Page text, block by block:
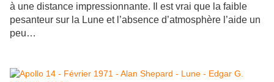
à une distance impressionnante. Il est vrai que la faible
pesanteur sur la Lune et l’absence d’atmosphère l’aide un
peu…